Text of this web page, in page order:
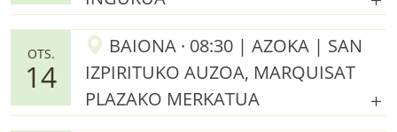
OTS.
14
BAIONA · 08:30 | AZOKA | SAN
IZPIRITUKO AUZOA, MARQUISAT
PLAZAKO MERKATUA